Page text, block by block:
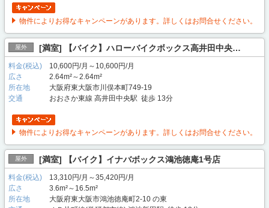
物件によりお得なキャンペーンがあります。詳しくはお問合せください。
屋外 [満室] 【バイク】ハローバイクボックス高井田中央…
料金(税込)
10,600円/月～10,600円/月
広さ
2.64m²～2.64m²
所在地
大阪府東大阪市川俣本町749-19
交通
おおさか東線 高井田中央駅 徒歩 13分
物件によりお得なキャンペーンがあります。詳しくはお問合せください。
屋外 [満室] 【バイク】イナバボックス鴻池徳庵1号店
料金(税込)
13,310円/月～35,420円/月
広さ
3.6m²～16.5m²
所在地
大阪府東大阪市鴻池徳庵町2-10 の東